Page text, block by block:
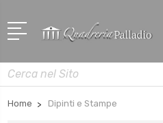
Cerca
Home Dipinti e Stampe